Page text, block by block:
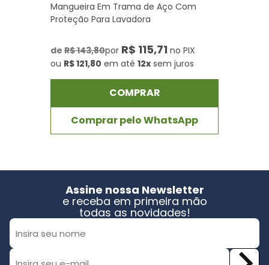
Mangueira Em Trama de Aço Com
Proteção Para Lavadora
de R$ 143,80por R$ 115,71 no PIX
ou R$ 121,80 em até 12x sem juros
COMPRAR
Comprar pelo WhatsApp
Assine nossa Newsletter
e receba em primeira mão
todas as novidades!